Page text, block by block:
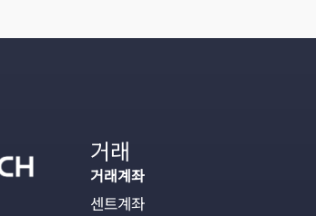
거래
거래계좌
센트계좌